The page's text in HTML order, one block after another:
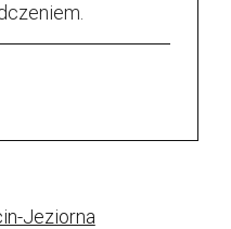
Jeziorna